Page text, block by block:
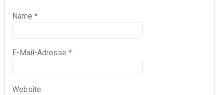
Name *
E-Mail-Adresse *
Website